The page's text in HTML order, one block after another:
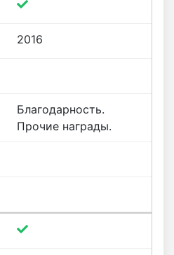
2016
Благодарность.
Прочие награды.